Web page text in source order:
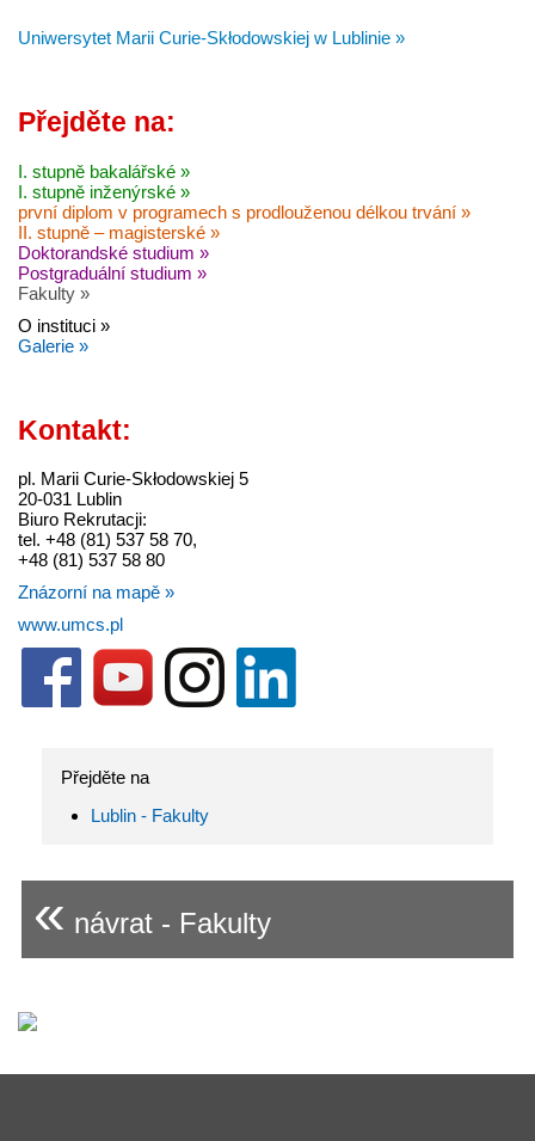
Uniwersytet Marii Curie-Skłodowskiej w Lublinie »
Přejděte na:
I. stupně bakalářské »
I. stupně inženýrské »
první diplom v programech s prodlouženou délkou trvání »
II. stupně – magisterské »
Doktorandské studium »
Postgraduální studium »
Fakulty »
O instituci »
Galerie »
Kontakt:
pl. Marii Curie-Skłodowskiej 5
20-031 Lublin
Biuro Rekrutacji:
tel. +48 (81) 537 58 70,
+48 (81) 537 58 80
Znázorní na mapě »
www.umcs.pl
Přejděte na
Lublin - Fakulty
« návrat - Fakulty